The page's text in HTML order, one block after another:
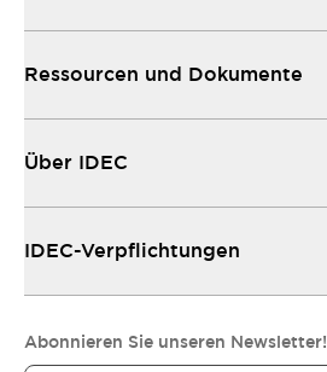
Ressourcen und Dokumente
Über IDEC
IDEC-Verpflichtungen
Abonnieren Sie unseren Newsletter!